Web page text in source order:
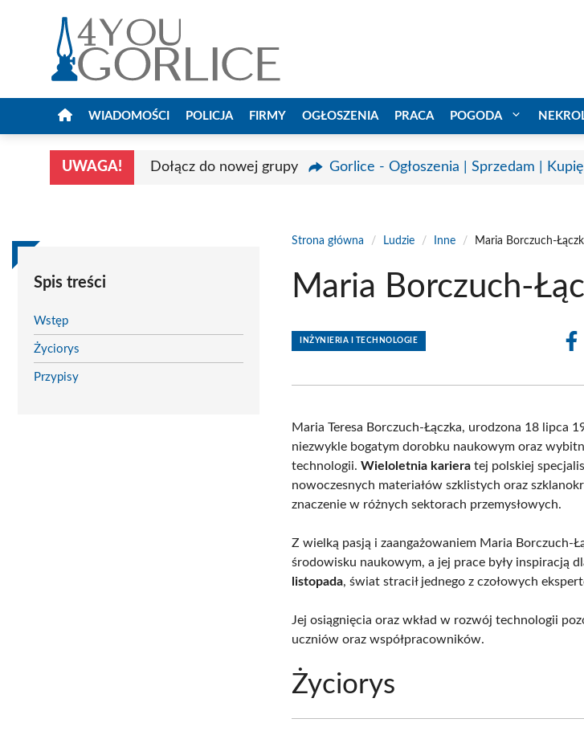
WIADOMOŚCI POLICJA FIRMY OGŁOSZENIA PRACA POGODA
UWAGA! Dołącz do nowej grupy Gorlice - Ogłoszenia | Sprzedam |
Spis treści
Wstęp
Życiorys
Przypisy
Strona główna / Ludzie / Inne / Maria Borczuch-
Maria Borczuch-
INŻYNIERIA I TECHNOLOGIE
Maria Teresa Borczuch-Łączka, urodzona 18 lipca
niezwykle bogatym dorobku naukowym oraz
technologii.Wieloletnia kariera tej polskiej
nowoczesnych materiałów szklistych oraz
znaczenie w różnych sektorach przemysłowych.
Z wielką pasją i zaangażowaniem Maria Borczuch-
środowisku naukowym, a jej prace były inspiracją
listopada, świat stracił jednego z czołowych
Jej osiągnięcia oraz wkład w rozwój technologii
uczniów oraz współpracowników.
Życiorys